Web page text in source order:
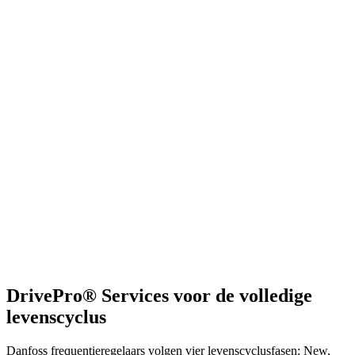
DrivePro® Services voor de volledige
levenscyclus
Danfoss frequentieregelaars volgen vier levenscyclusfasen: New,